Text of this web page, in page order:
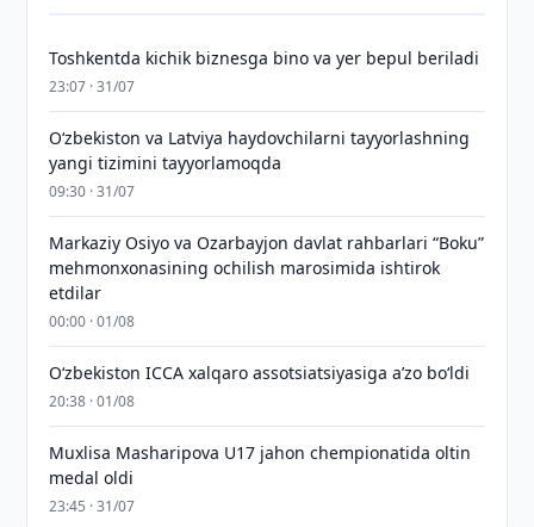
Toshkentda kichik biznesga bino va yer bepul beriladi
23:07 · 31/07
Oʻzbekiston va Latviya haydovchilarni tayyorlashning
yangi tizimini tayyorlamoqda
09:30 · 31/07
Markaziy Osiyo va Ozarbayjon davlat rahbarlari “Boku”
mehmonxonasining ochilish marosimida ishtirok
etdilar
00:00 · 01/08
O‘zbekiston ICCA xalqaro assotsiatsiyasiga aʼzo bo‘ldi
20:38 · 01/08
Muxlisa Masharipova U17 jahon chempionatida oltin
medal oldi
23:45 · 31/07